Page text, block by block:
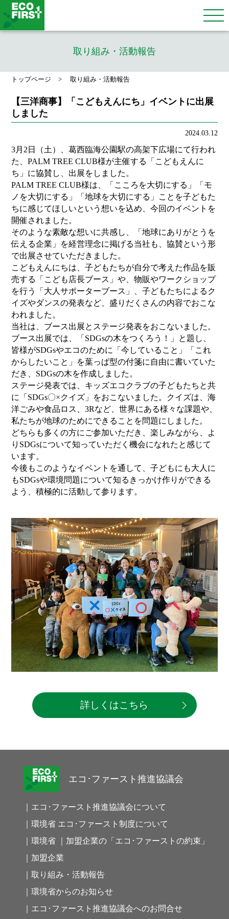
取り組み・活動報告
トップページ 取り組み・活動報告
【三洋商事】「こどもえんにち」イベントに出展
しました
2024.03.12
3月2日（土）、葛西臨海公園駅の高架下広場にて行われ
た、PALM TREE CLUB様が主催する「こどもえんに
ち」に協賛し、出展をしました。
PALM TREE CLUB様は、「こころを大切にする」「モ
ノを大切にする」「地球を大切にする」ことを子どもた
ちに感じてほしいという想いを込め、今回のイベントを
開催されました。
そのような素敵な想いに共感し、「地球にありがとうを
伝える企業」を経営理念に掲げる当社も、協賛という形
で出展させていただきました。
こどもえんにちは、子どもたちが自分で考えた作品を販
売する「こども店長ブース」や、物販やワークショップ
を行う「大人サポーターブース」、子どもたちによるク
イズやダンスの発表など、盛りだくさんの内容でおこな
われました。
当社は、ブース出展とステージ発表をおこないました。
ブース出展では、「SDGsの木をつくろう！」と題し、
皆様がSDGsやエコのために「今していること」「これ
からしたいこと」を葉っぱ型の付箋に自由に書いていた
だき、SDGsの木を作成しました。
ステージ発表では、キッズエコクラブの子どもたちと共
に「SDGs〇×クイズ」をおこないました。クイズは、海
洋ごみや食品ロス、3Rなど、世界にある様々な課題や、
私たちが地球のためにできることを問題にしました。
どちらも多くの方にご参加いただき、楽しみながら、よ
りSDGsについて知っていただく機会になれたと感じて
います。
今後もこのようなイベントを通して、子どもにも大人に
もSDGsや環境問題について知るきっかけ作りができる
よう、積極的に活動して参ります。
詳しくはこちら
エコ･ファースト推進協議会
｜エコ･ファースト推進協議会について
｜環境省 エコ･ファースト制度について
｜環境省 ｜加盟企業の「エコ･ファーストの約束」
｜加盟企業
｜取り組み・活動報告
｜環境省からのお知らせ
｜エコ･ファースト推進協議会へのお問合せ